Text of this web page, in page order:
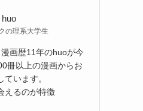
huo
の理系大学生
画歴11年のhuoが今
冊以上の漫画からお
います。
えるのが特徴